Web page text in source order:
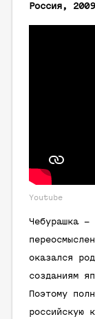
Россия,
Youtube
Чебурашка –
оказался
созданиям
Поэтому
российскую